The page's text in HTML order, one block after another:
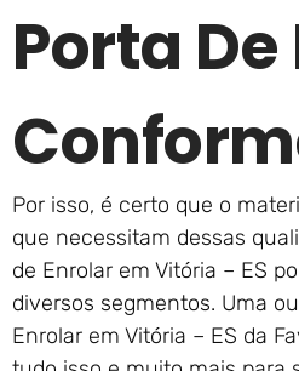
Porta
Por isso, é certo que o
que necessitam dessas
de Enrolar em Vitória – ES
diversos segmentos. Uma
Enrolar em Vitória – ES da